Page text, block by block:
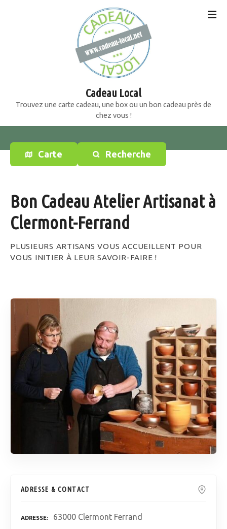
e
t
Cadeau Local
Trouvez une carte cadeau, une box ou un bon cadeau près de
chez vous !
Carte Recherche
Bon Cadeau Atelier Artisanat à
Clermont-Ferrand
PLUSIEURS ARTISANS VOUS ACCUEILLENT POUR
VOUS INITIER À LEUR SAVOIR-FAIRE !
ADRESSE & CONTACT
ADRESSE 63000 Clermont Ferrand